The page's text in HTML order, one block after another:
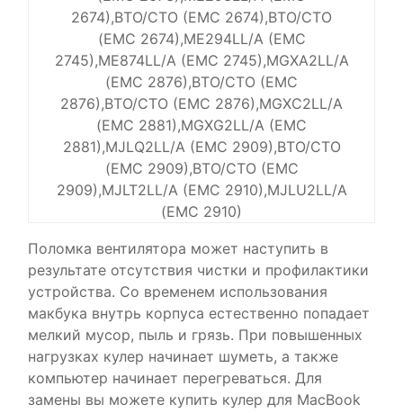
2674),BTO/CTO (EMC 2674),BTO/CTO
(EMC 2674),ME294LL/A (EMC
2745),ME874LL/A (EMC 2745),MGXA2LL/A
(EMC 2876),BTO/CTO (EMC
2876),BTO/CTO (EMC 2876),MGXC2LL/A
(EMC 2881),MGXG2LL/A (EMC
2881),MJLQ2LL/A (EMC 2909),BTO/CTO
(EMC 2909),BTO/CTO (EMC
2909),MJLT2LL/A (EMC 2910),MJLU2LL/A
(EMC 2910)
Поломка вентилятора может наступить в
результате отсутствия чистки и профилактики
устройства. Со временем использования
макбука внутрь корпуса естественно попадает
мелкий мусор, пыль и грязь. При повышенных
нагрузках кулер начинает шуметь, а также
компьютер начинает перегреваться. Для
замены вы можете купить кулер для MacBook